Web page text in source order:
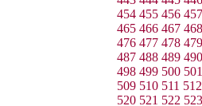
454 455 456 457
465 466 467 468
476 477 478 479
487 488 489 490
498 499 500 501
509 510 511 512
520 521 522 523